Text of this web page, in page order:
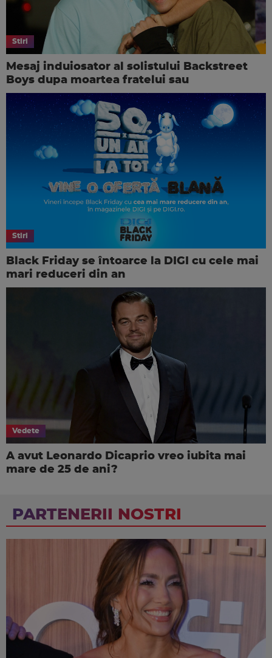
Stiri
Mesaj induiosator al solistului Backstreet
Boys dupa moartea fratelui sau
Stiri
Black Friday se întoarce la DIGI cu cele mai
mari reduceri din an
Vedete
A avut Leonardo Dicaprio vreo iubita mai
mare de 25 de ani?
PARTENERII NOSTRI